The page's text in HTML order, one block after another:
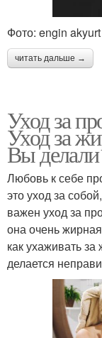
Фото: engin
читать дальше →
Уход за
Уход за
Вы
Любовь к себе
это уход за
важен уход за
она очень
как ухаживать
делается